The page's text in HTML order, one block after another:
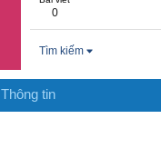
0
Tìm kiếm
Thông tin